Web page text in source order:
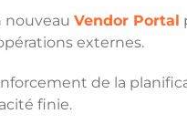
nouveau Vendor Portal
externes.
de la
finie.